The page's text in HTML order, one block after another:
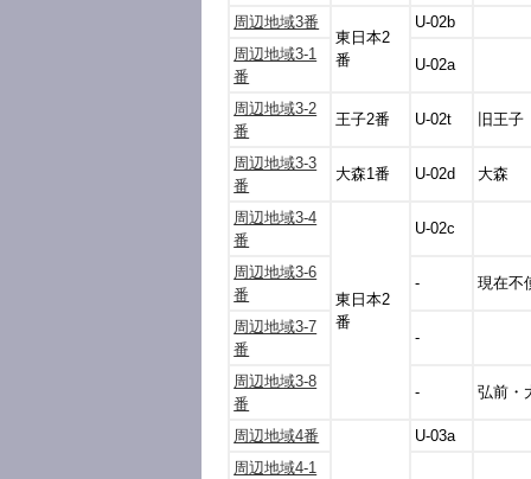
周辺地域3番
東日本2
番
U-02b
周辺地域3-1
番
U-02a
周辺地域3-2
番
王子2番 U-02t 旧王子
周辺地域3-3
番
大森1番 U-02d 大森
周辺地域3-4
番
東日本2
番
U-02c
周辺地域3-6
番
- 現在不
周辺地域3-7
番
-
周辺地域3-8
番
- 弘前・
周辺地域4番
U-03a
周辺地域4-1